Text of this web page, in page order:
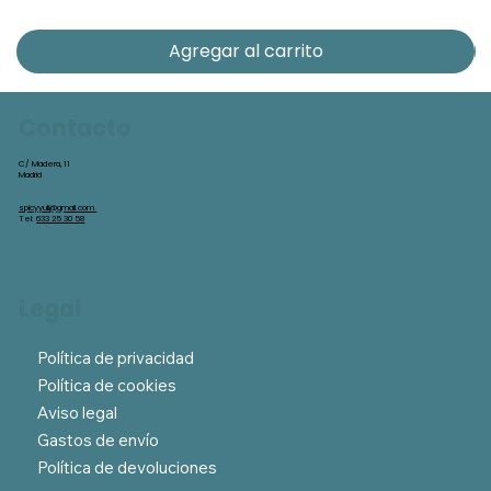
Agregar al carrito
Política de privacidad
Política de cookies
Aviso legal
Gastos de envío
Política de devoluciones
C/ Madera, 11
Madrid
spicyyuli@gmail.com
Tel:633 25 30 58